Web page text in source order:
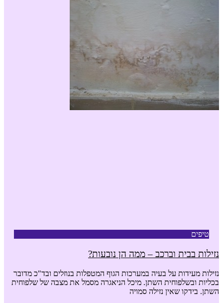
טיפים
נזילות בבית וברכב – ממה הן נובעות?
נזילות מעידות על בעיה במערכות הגוף המטפלות בנוזלים ובד"כ מדובר
בכליות ובשלפוחית השתן. מיכל הניאגרה מסמל את מצבה של שלפוחית
השתן. בידקו שאין נזילה סמויה